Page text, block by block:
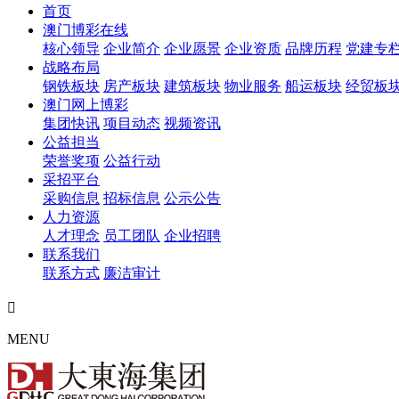
首页
澳门博彩在线
核心领导 企业简介 企业愿景 企业资质 品牌历程 党建专
战略布局
钢铁板块 房产板块 建筑板块 物业服务 船运板块 经贸板
澳门网上博彩
集团快讯 项目动态 视频资讯
公益担当
荣誉奖项 公益行动
采招平台
采购信息 招标信息 公示公告
人力资源
人才理念 员工团队 企业招聘
联系我们
联系方式 廉洁审计

MENU